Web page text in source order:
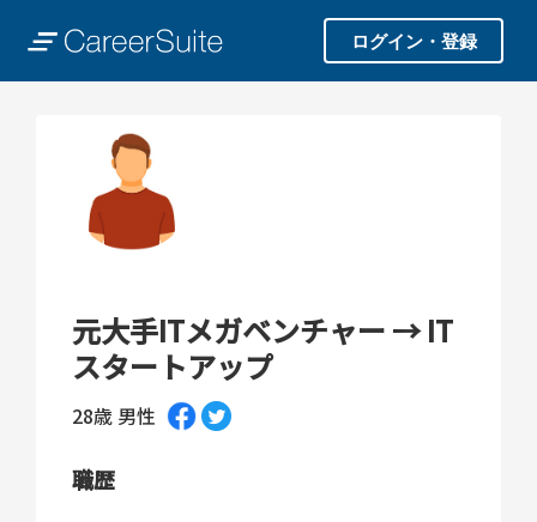
ログイン・登録
元大手ITメガベンチャー → IT
スタートアップ
28歳 男性
職歴